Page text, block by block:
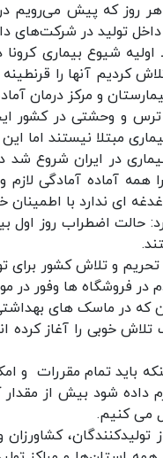
روز که پیش می‌رویم در
تولید در شرکت‌های
اولیه شیوع بیماری
تلاش کردیم آنها را
و مرکز درمان
ترس و وحشتی در کشور
مبتلا نیستند اما
در ایران شروع شد
همه آماده آمادگی
ای ندارد با اطمینان
اضطراب روز اول
تحریم و تلاش کشور
در فروشگاه ها وفور
که در ماسک های
خوبی را آغاز کرده
باید تمام مقررات و
داده شود بیش از مقدار
می کنیم.